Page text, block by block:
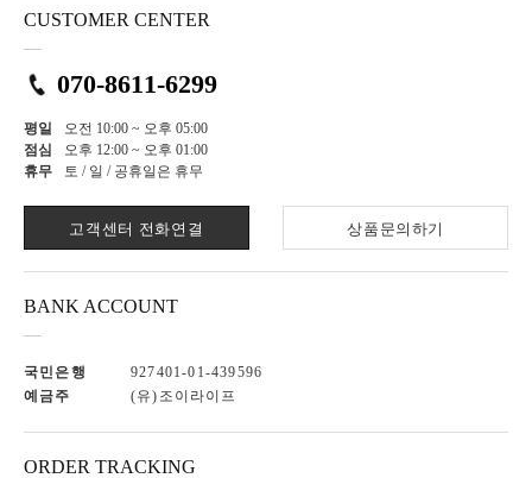
CUSTOMER CENTER
070-8611-6299
평일
오전 10:00 ~ 오후 05:00
점심
오후 12:00 ~ 오후 01:00
휴무
토 / 일 / 공휴일은 휴무
고객센터 전화연결 상품문의하기
BANK ACCOUNT
국민은행
927401-01-439596
예금주
(유)조이라이프
ORDER TRACKING